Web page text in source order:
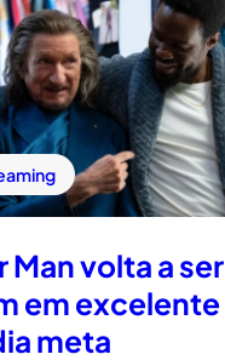
Man volta a ser
em excelente
meta